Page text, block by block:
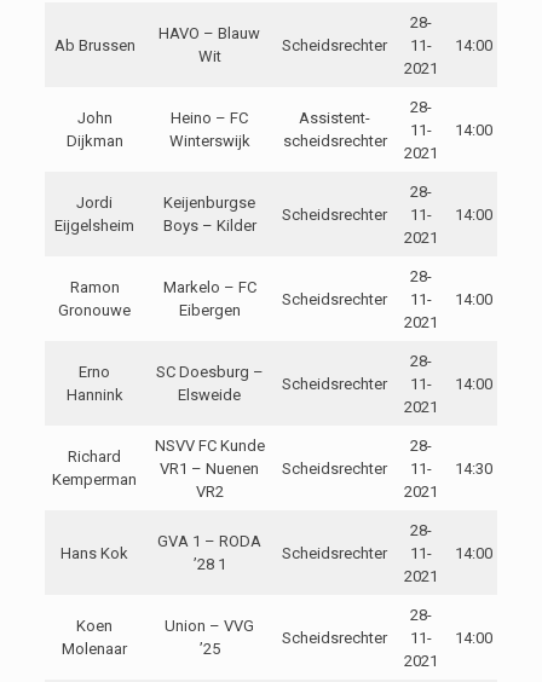
Ab Brussen
HAVO – Blauw
Wit
Scheidsrechter
28-
11-
2021
14:00
John
Dijkman
Heino – FC
Winterswijk
Assistent-
scheidsrechter
28-
11-
2021
14:00
Jordi
Eijgelsheim
Keijenburgse
Boys – Kilder
Scheidsrechter
28-
11-
2021
14:00
Ramon
Gronouwe
Markelo – FC
Eibergen
Scheidsrechter
28-
11-
2021
14:00
Erno
Hannink
SC Doesburg –
Elsweide
Scheidsrechter
28-
11-
2021
14:00
Richard
Kemperman
NSVV FC Kunde
VR1 – Nuenen
VR2
Scheidsrechter
28-
11-
2021
14:30
Hans Kok
GVA 1 – RODA
’28 1
Scheidsrechter
28-
11-
2021
14:00
Koen
Molenaar
Union – VVG
’25
Scheidsrechter
28-
11-
2021
14:00